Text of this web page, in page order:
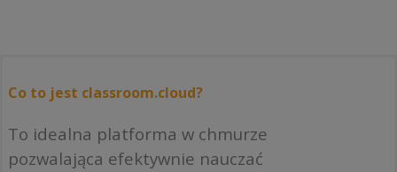
Co to jest classroom.cloud?
To idealna platforma w chmurze
pozwalająca efektywnie nauczać